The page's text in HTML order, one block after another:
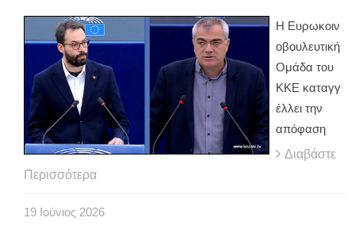
Η Ευρωκοιν
οβουλευτική
Ομάδα του
ΚΚΕ καταγγ
έλλει την
απόφαση
Διαβάστε
Περισσότερα
19 Ιούνιος 2026